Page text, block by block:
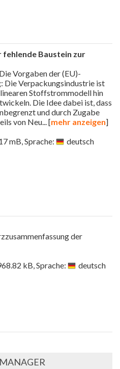
fehlende Baustein zur
Vorgaben der (EU)-
Die Verpackungsindustrie ist
Stoffstrommodell hin
Die Idee dabei ist, dass
und durch Zugabe
von Neu... [mehr anzeigen]
mB, Sprache:
deutsch
der
kB, Sprache:
deutsch